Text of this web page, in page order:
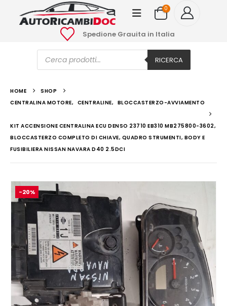
0
Spedione Grauita in Italia
Ricerca
prodotti RICERCA
HOME
SHOP
CENTRALINA MOTORE, CENTRALINE, BLOCCASTERZO-AVVIAMENTO
KIT ACCENSIONE CENTRALINA ECU DENSO 23710 EB310 MB275800-3602,
BLOCCASTERZO COMPLETO DI CHIAVE, QUADRO STRUMENTI, BODY E
FUSIBILIERA NISSAN NAVARA D40 2.5DCI
-20%